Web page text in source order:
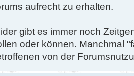
aufrecht zu erhalten.
gibt es immer noch
oder können. Manchmal
von der